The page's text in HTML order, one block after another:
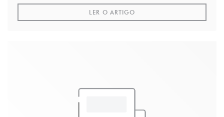
LER O ARTIGO((ABRE NUMA NOVA